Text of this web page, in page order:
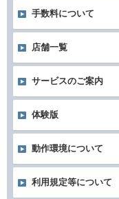
手数料について
店舗一覧
サービスのご案内
体験版
動作環境について
利用規定等について